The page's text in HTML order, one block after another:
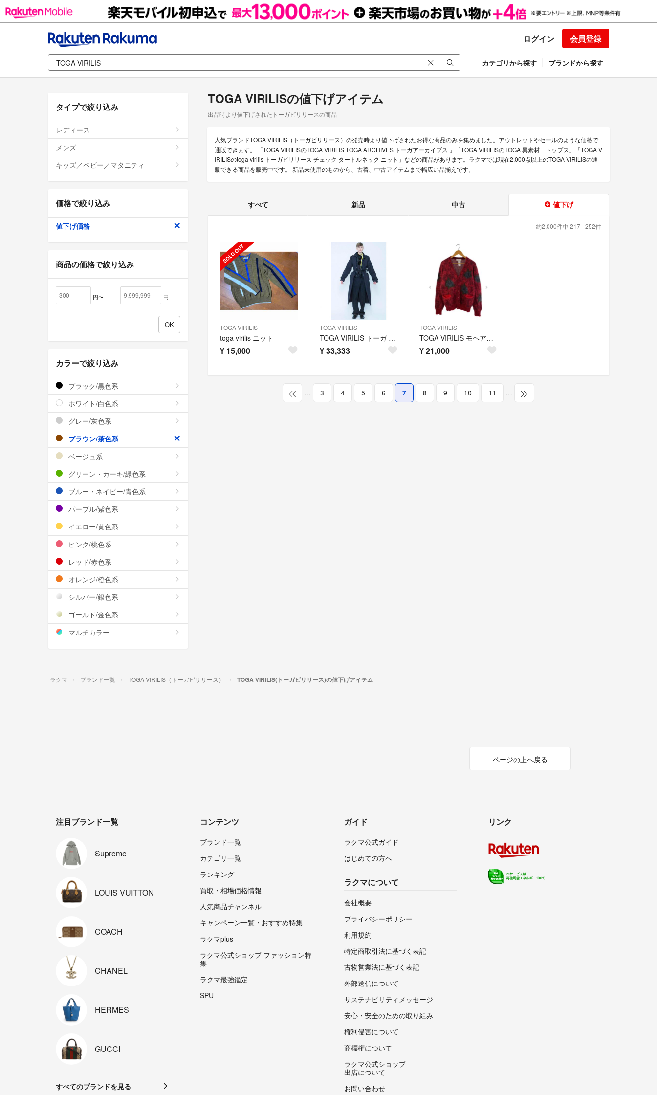
ログイン 会員登録
カテゴリから探す ブランドから探す
TOGA VIRILISの値下げアイテム
出品時より値下げされたトーガビリリースの商品
人気ブランドTOGA VIRILIS（トーガビリリース）の発売時より値下げされたお得な商品のみを集めました。アウトレットやセールのような価格で
通販できます。 「TOGA VIRILISのTOGA VIRILIS TOGA ARCHIVES トーガアーカイブス 」「TOGA VIRILISのTOGA 異素材 トップス」「TOGA V
IRILISのtoga virilis トーガビリリース チェック タートルネック ニット」などの商品があります。ラクマでは現在2,000点以上のTOGA VIRILISの通
販できる商品を販売中です。 新品未使用のものから、古着、中古アイテムまで幅広い品揃えです。
すべて 新品 中古 値下げ
約2,000件中 217 - 252件
TOGA VIRILIS
toga virilis ニット
¥ 15,000
TOGA VIRILIS
TOGA VIRILIS トーガ Gジャン ドッキング トレンチ サイズ 44
¥33,333
TOGA VIRILIS
TOGA VIRILIS モヘアニット
¥21,000
… 3 4 5 6 7 8 9 10 11 …
タイプで絞り込み
レディース
メンズ
キッズ／ベビー／マタニティ
価格で絞り込み
値下げ価格
商品の価格で絞り込み
円〜 円
カラーで絞り込み
ブラック/黒色系
ホワイト/白色系
グレー/灰色系
ブラウン/茶色系
ベージュ系
グリーン・カーキ/緑色系
ブルー・ネイビー/青色系
パープル/紫色系
イエロー/黄色系
ピンク/桃色系
レッド/赤色系
オレンジ/橙色系
シルバー/銀色系
ゴールド/金色系
マルチカラー
ラクマ ブランド一覧 TOGA VIRILIS（トーガビリリース） TOGA VIRILIS(トーガビリリース)の値下げアイテム
ページの上へ戻る
注目ブランド一覧
Supreme
LOUIS VUITTON
COACH
CHANEL
HERMES
GUCCI
すべてのブランドを見る
コンテンツ
ブランド一覧
カテゴリ一覧
ランキング
買取・相場価格情報
人気商品チャンネル
キャンペーン一覧・おすすめ特集
ラクマplus
ラクマ公式ショップ ファッション特
集
ラクマ最強鑑定
SPU
ガイド
ラクマ公式ガイド
はじめての方へ
ラクマについて
会社概要
プライバシーポリシー
利用規約
特定商取引法に基づく表記
古物営業法に基づく表記
外部送信について
サステナビリティメッセージ
安心・安全のための取り組み
権利侵害について
商標権について
ラクマ公式ショップ
出店について
お問い合わせ
リンク